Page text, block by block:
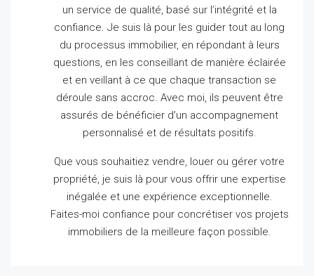
un service de qualité, basé sur l’intégrité et la
confiance.Je suis là pour les guider tout au long
du processus immobilier, en répondant à leurs
questions, en les conseillant de manière éclairée
et en veillant à ce que chaque transaction se
déroule sans accroc. Avec moi, ils peuvent être
assurés de bénéficier d’un accompagnement
personnalisé et de résultats positifs.
Que vous souhaitiez vendre, louer ou gérer votre
propriété, je suis là pour vous offrir une expertise
inégalée et une expérience exceptionnelle.
Faites-moi confiance pour concrétiser vos projets
immobiliers de la meilleure façon possible.